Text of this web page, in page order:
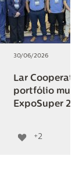
30/06/2026
Lar
portfólio
ExpoSuper
+2